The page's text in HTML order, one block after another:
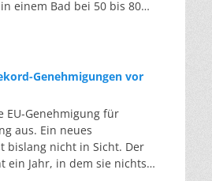
einem Bad bei 50 bis 80
und nur im
möglich. Das Londoner
im englischen Teesside eine
eröffnet, die ohne diese
chemisches Bad löst die
Grad heraus, statt sie
Verfahren heißt Iono-
Genehmigungen vor
EU-Genehmigung für
aus. Ein neues
bislang nicht in Sicht. Der
ein Jahr, in dem sie nichts